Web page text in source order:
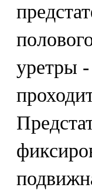
уретры